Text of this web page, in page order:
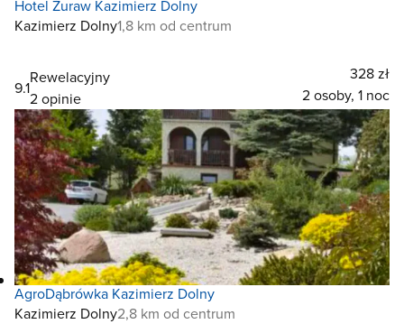
Hotel Żuraw Kazimierz Dolny
Kazimierz Dolny1,8 km od centrum
9.1
Rewelacyjny
2 opinie
328 zł
2 osoby, 1 noc
AgroDąbrówka Kazimierz Dolny
Kazimierz Dolny2,8 km od centrum